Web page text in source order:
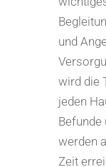
und
wird die
jeden
Befunde
werden
Zeit